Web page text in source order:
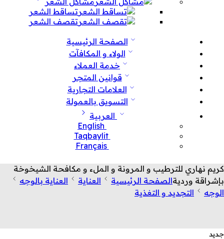
تساقط الشعر
تقصف الشعر
الصفحة الرئيسية
الولاء و المكافآت
خدمة العملاء
قوانين المتجر
العلامات التجارية
التسويق بالعمولة
العربية
English
Taqbaylit
Français
كريم نهاري للترطيب و المرونة و الملء و مكافحة الشيخوخة
بإشراقة ورديةالصفحة الرئيسية العناية
العناية بالوجه
الوجه
التجديد و التغذية
جديد